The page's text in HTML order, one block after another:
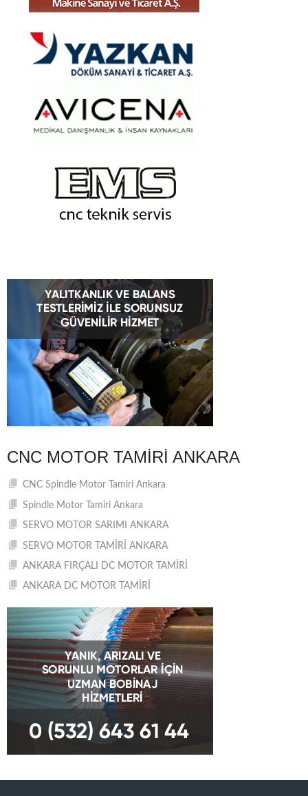
CNC MOTOR TAMIRI ANKARA
CNC Spindle Motor Tamiri Ankara
Spindle Motor Tamiri Ankara
SERVO MOTOR SARIMI ANKARA
SERVO MOTOR TAMİRİ ANKARA
ANKARA FIRÇALI DC MOTOR TAMİRİ
ANKARA DC MOTOR TAMİRİ